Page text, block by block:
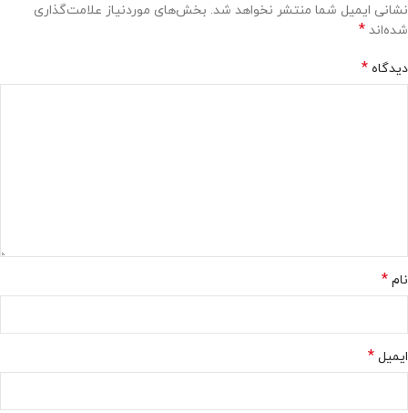
نشانی ایمیل شما منتشر نخواهد شد. بخش‌های موردنیاز علامت‌گذاری
شده‌اند *
دیدگاه *
نام *
ایمیل *